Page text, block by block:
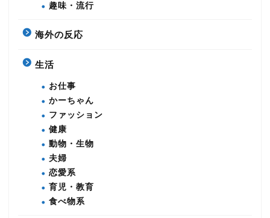
趣味・流行
海外の反応
生活
お仕事
かーちゃん
ファッション
健康
動物・生物
夫婦
恋愛系
育児・教育
食べ物系